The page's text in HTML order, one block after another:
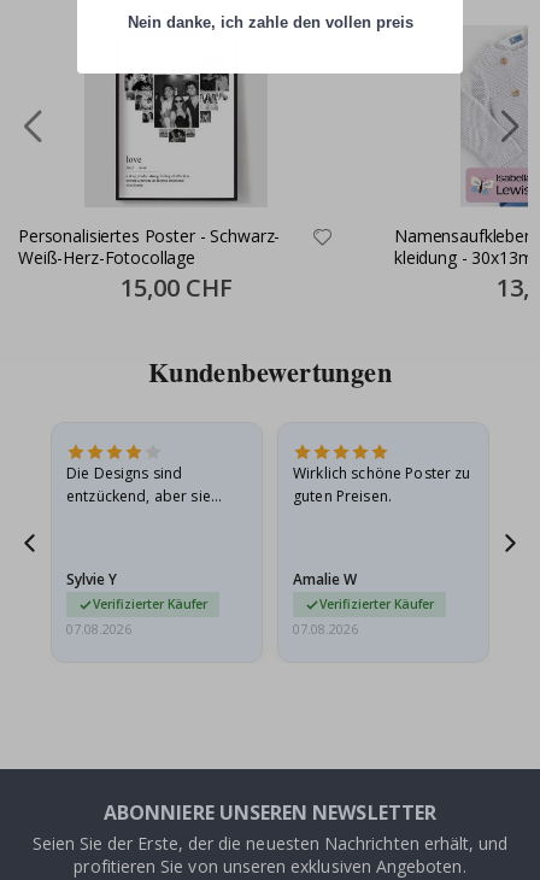
Personalisiertes Poster - Schwarz-
Weiß-Herz-Fotocollage
Special
Price
15,00 CHF
Namensaufkleber
kleidung -
Price
Kundenbewertungen
Die Designs sind
entzückend, aber sie
sie…
Sylvie Y
Verifizierter Käufer
07.08.2026
Wirklich schöne Poster zu
guten Preisen.
Amalie W
Verifizierter Käufer
07.08.2026
ABONNIERE UNSEREN NEWSLETTER
Seien Sie der Erste, der die neuesten Nachrichten erhält, und
profitieren Sie von unseren exklusiven Angeboten.
Nein danke, ich zahle den vollen preis